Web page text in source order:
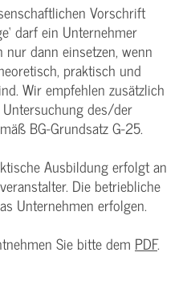
Vorschrift
darf ein Unternehmer
nur dann einsetzen, wenn
praktisch und
Wir empfehlen zusätzlich
des/der
BG-Grundsatz G-25.
Ausbildung erfolgt an
Die betriebliche
Unternehmen erfolgen.
Sie bitte dem PDF.